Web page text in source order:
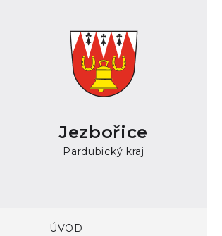
Jezbořice
Pardubický kraj
ÚVOD